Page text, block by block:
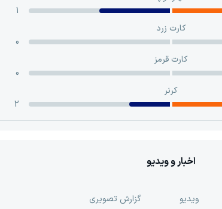
1
کارت زرد
0
کارت قرمز
0
کرنر
2
اخبار و ویدیو
ویدیو گزارش تصویری